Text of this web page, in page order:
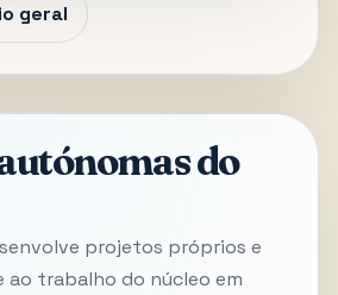
geral
do
projetos próprios e
ao trabalho do núcleo em